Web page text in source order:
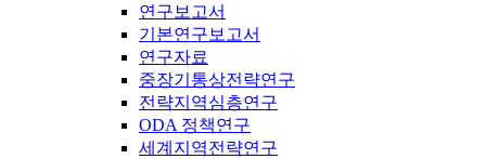
연구보고서
기본연구보고서
연구자료
중장기통상전략연구
전략지역심층연구
ODA 정책연구
세계지역전략연구